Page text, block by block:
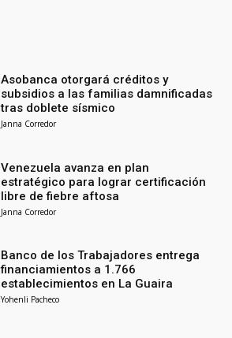
Asobanca otorgará créditos y
subsidios a las familias damnificadas
tras doblete sísmico
Janna Corredor
Venezuela avanza en plan
estratégico para lograr certificación
libre de fiebre aftosa
Janna Corredor
Banco de los Trabajadores entrega
financiamientos a 1.766
establecimientos en La Guaira
Yohenli Pacheco